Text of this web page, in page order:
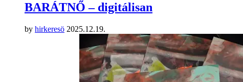
BARÁTNŐ – digitálisan
by hirkeresö 2025.12.19.